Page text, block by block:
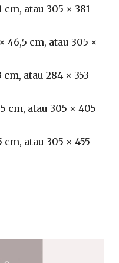
cm, atau 305 × 381
46,5 cm, atau 305 ×
cm, atau 284 × 353
cm, atau 305 × 405
cm, atau 305 × 455